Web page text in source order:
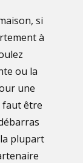
si
à
ou la
une
faut être
plupart